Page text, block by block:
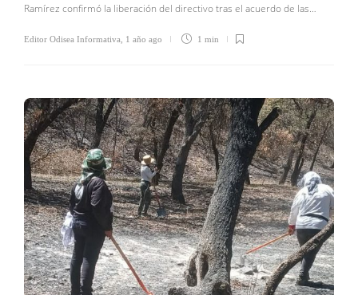
Ramírez confirmó la liberación del directivo tras el acuerdo de las…
Editor Odisea Informativa 1 año ago 1 min